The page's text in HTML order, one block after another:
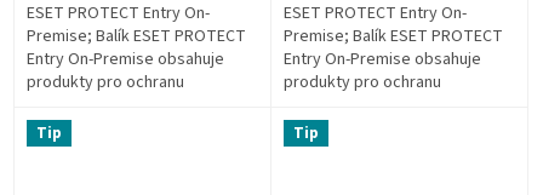
ESET PROTECT Entry On-
Premise; Balík ESET PROTECT
Entry On-Premise obsahuje
produkty pro ochranu
firewall, kontrola webu), které
chrání firemní...
ESET PROTECT Entry On-
Premise; Balík ESET PROTECT
Entry On-Premise obsahuje
produkty pro ochranu
firewall, kontrola webu), které
chrání firemní...
Tip Tip